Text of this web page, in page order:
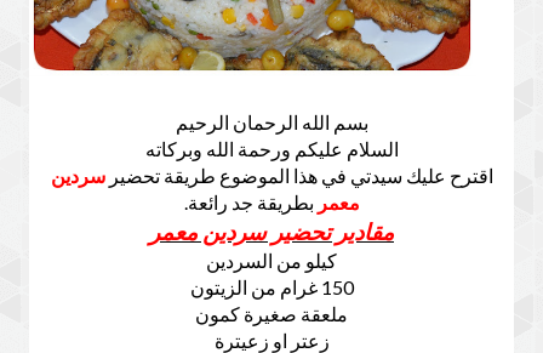
بسم الله الرحمان الرحيم
السلام عليكم ورحمة الله وبركاته
اقترح عليك سيدتي في هذا الموضوع طريقة تحضير سردين
معمر بطريقة جد رائعة.
مقادير تحضير سردين معمر
كيلو من السردين
150 غرام من الزيتون
ملعقة صغيرة كمون
زعتر او زعيترة